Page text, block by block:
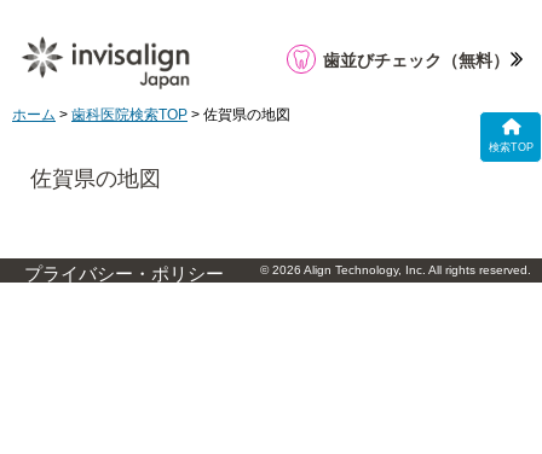
検索TOP
歯並びチェック （無料）
ホーム > 歯科医院検索TOP > 佐賀県の地図
佐賀県の地図
プライバシー・ポリシー © 2026 Align Technology, Inc. All rights reserved.